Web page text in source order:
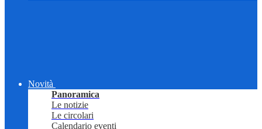
Novità
Panoramica
Le notizie
Le circolari
Calendario eventi